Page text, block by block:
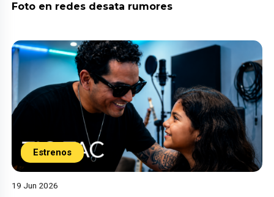
Foto en redes desata rumores
Estrenos
19 Jun 2026